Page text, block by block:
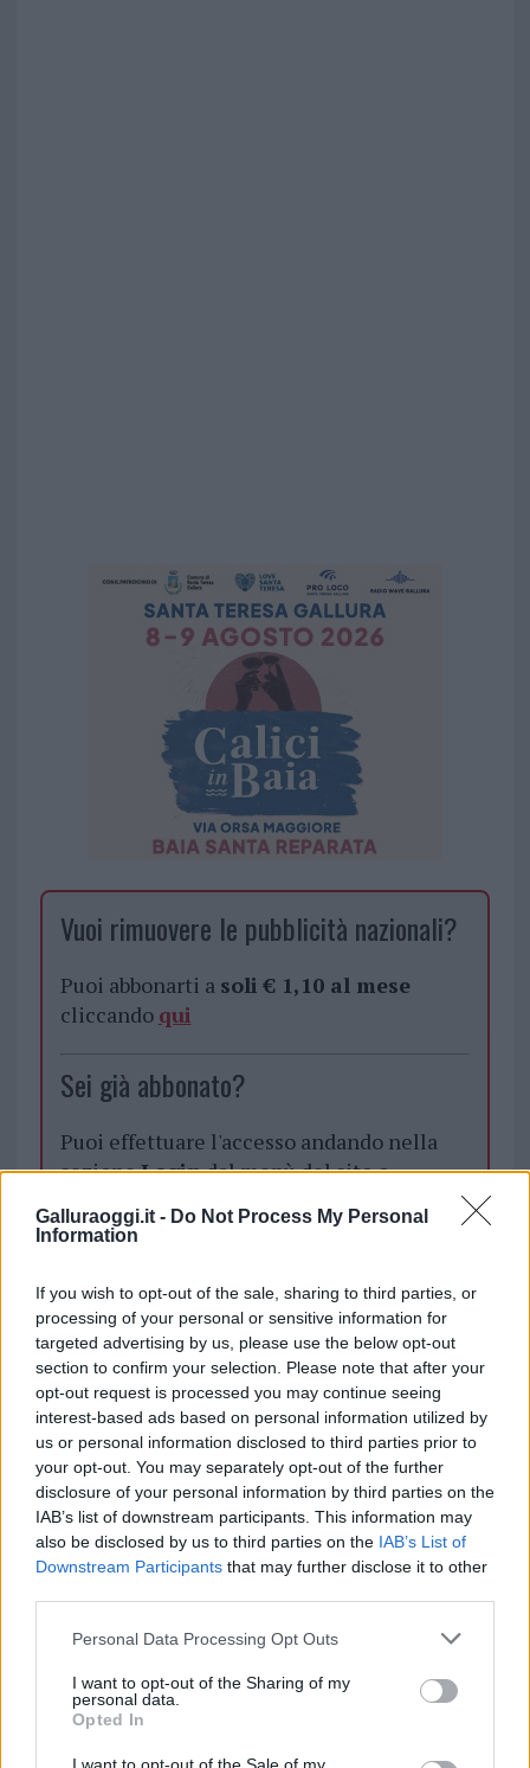
Galluraoggi.it - Do Not Process My Personal
Information
If you wish to opt-out of the sale, sharing to third parties, or
processing of your personal or sensitive information for
targeted advertising by us, please use the below opt-out
section to confirm your selection. Please note that after your
opt-out request is processed you may continue seeing
interest-based ads based on personal information utilized by
us or personal information disclosed to third parties prior to
your opt-out. You may separately opt-out of the further
disclosure of your personal information by third parties on the
IAB’s list of downstream participants. This information may
also be disclosed by us to third parties on the IAB’s List of
Downstream Participants that may further disclose it to other
Please note that this website/app uses one or more Google
not limited to your visit or usage behaviour. You may click to
grant or deny consent to Google and its third-party tags to
use your data for below specified purposes in below Google
consent section.
Personal Data Processing Opt Outs
I want to opt-out of the Sharing of my
personal data.
Opted In
Vuoi rimuovere le pubblicità nazionali?
Puoi abbonarti a soli € 1,10 al mese
cliccando qui
Sei già abbonato?
Puoi effettuare l'accesso andando nella
sezioneLogindal menù del sito o
TEMI: Beneficenza Olbia Donazione Olbia
Notizie in tempo reale?
Entra nel canale telegram di
GalluraOggi.it
Inviaci le tue segnalazioni,
i tuoi video e le tue foto
Su WhatsApp al numero +39